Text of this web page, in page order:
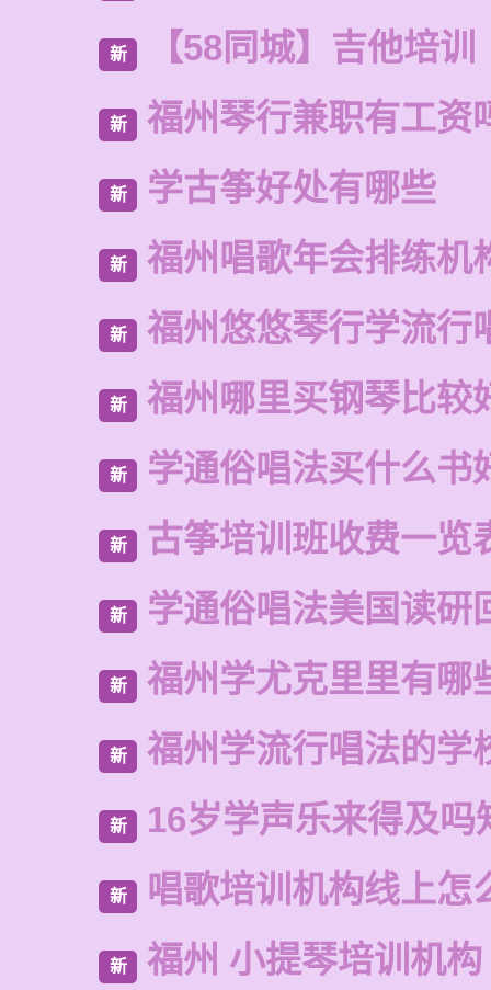
新 【58同城】吉他培训
新 福州琴行兼职有工资
新 学古筝好处有哪些
新 福州唱歌年会排练机
新 福州悠悠琴行学流行
新 福州哪里买钢琴比较
新 学通俗唱法买什么书
新 古筝培训班收费一览
新 学通俗唱法美国读研
新 福州学尤克里里有哪
新 福州学流行唱法的学
新 16岁学声乐来得及吗
新 唱歌培训机构线上怎
新 福州 小提琴培训机构